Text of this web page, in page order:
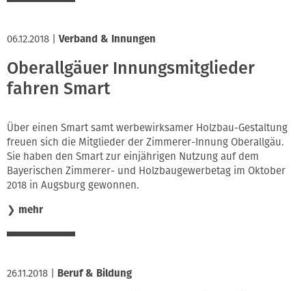
06.12.2018 Verband & Innungen
Oberallgäuer Innungsmitglieder
fahren Smart
Über einen Smart samt werbewirksamer Holzbau-Gestaltung
freuen sich die Mitglieder der Zimmerer-Innung Oberallgäu.
Sie haben den Smart zur einjährigen Nutzung auf dem
Bayerischen Zimmerer- und Holzbaugewerbetag im Oktober
2018 in Augsburg gewonnen.
❯ mehr
26.11.2018 Beruf & Bildung